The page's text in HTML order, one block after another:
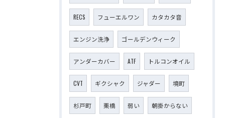
RECS フューエルワン カタカタ音
エンジン洗浄 ゴールデンウィーク
アンダーカバー ATF トルコンオイル
CVT ギクシャク ジャダー 境町
杉戸町 栗橋 弱い 朝掛からない